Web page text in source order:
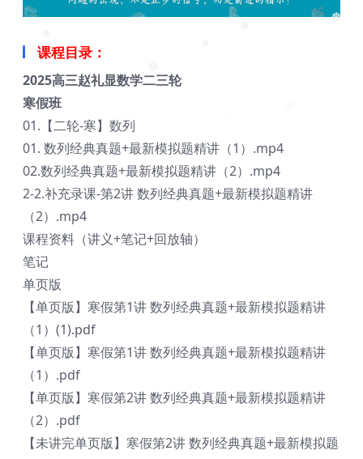
❅
❅
❅
课程目录：
2025高三赵礼显数学二三轮
寒假班
01.【二轮-寒】数列
01. 数列经典真题+最新模拟题精讲（1）.mp4
02.数列经典真题+最新模拟题精讲（2）.mp4
2-2.补充录课-第2讲 数列经典真题+最新模拟题精讲
（2）.mp4
课程资料（讲义+笔记+回放轴）
笔记
单页版
【单页版】寒假第1讲 数列经典真题+最新模拟题精讲
（1）(1).pdf
【单页版】寒假第1讲 数列经典真题+最新模拟题精讲
（1）.pdf
【单页版】寒假第2讲 数列经典真题+最新模拟题精讲
（2）.pdf
【未讲完单页版】寒假第2讲 数列经典真题+最新模拟题